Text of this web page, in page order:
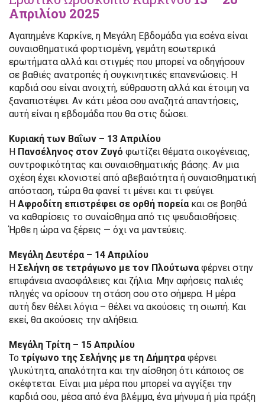
Απριλίου 2025
Αγαπημένε Καρκίνε, η Μεγάλη Εβδομάδα για εσένα είναι
συναισθηματικά φορτισμένη, γεμάτη εσωτερικά
ερωτήματα αλλά και στιγμές που μπορεί να οδηγήσουν
σε βαθιές ανατροπές ή συγκινητικές επανενώσεις. Η
καρδιά σου είναι ανοιχτή, εύθραυστη αλλά και έτοιμη να
ξαναπιστέψει. Αν κάτι μέσα σου αναζητά απαντήσεις,
αυτή είναι η εβδομάδα που θα στις δώσει.
Κυριακή των Βαΐων – 13 Απριλίου
Η Πανσέληνος στον Ζυγό φωτίζει θέματα οικογένειας,
συντροφικότητας και συναισθηματικής βάσης. Αν μια
σχέση έχει κλονιστεί από αβεβαιότητα ή συναισθηματική
απόσταση, τώρα θα φανεί τι μένει και τι φεύγει.
Η Αφροδίτη επιστρέφει σε ορθή πορείακαι σε βοηθά
να καθαρίσεις το συναίσθημα από τις ψευδαισθήσεις.
Ήρθε η ώρα να ξέρεις — όχι να μαντεύεις.
Μεγάλη Δευτέρα – 14 Απριλίου
Η Σελήνη σε τετράγωνο με τον Πλούτωναφέρνει στην
επιφάνεια ανασφάλειες και ζήλια. Μην αφήσεις παλιές
πληγές να ορίσουν τη στάση σου στο σήμερα. Η μέρα
αυτή δεν θέλει λόγια – θέλει να ακούσεις τη σιωπή. Και
εκεί, θα ακούσεις την αλήθεια.
Μεγάλη Τρίτη – 15 Απριλίου
Το τρίγωνο της Σελήνης με τη Δήμητραφέρνει
γλυκύτητα, απαλότητα και την αίσθηση ότι κάποιος σε
σκέφτεται. Είναι μια μέρα που μπορεί να αγγίξει την
καρδιά σου, μέσα από ένα βλέμμα, ένα μήνυμα ή μία πράξη